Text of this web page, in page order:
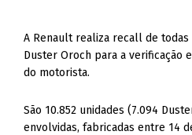
A Renault realiza recall de
Duster Oroch para a verificação
do motorista.
São 10.852 unidades (7.094
envolvidas, fabricadas entre 14